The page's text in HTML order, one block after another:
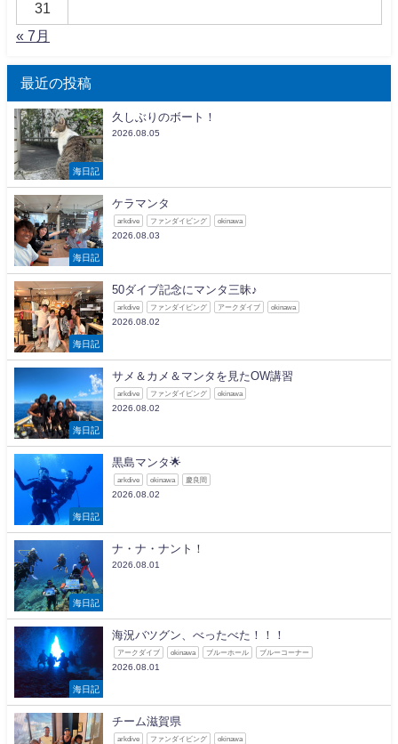
31
« 7月
最近の投稿
海日記
久しぶりのボート！
2026.08.05
海日記
ケラマンタ
arkdive ファンダイビング okinawa
2026.08.03
海日記
50ダイブ記念にマンタ三昧♪
arkdive ファンダイビング アークダイブ okinawa
2026.08.02
海日記
サメ＆カメ＆マンタを見たOW講習
arkdive ファンダイビング okinawa
2026.08.02
海日記
黒島マンタ🌟
arkdive okinawa 慶良間
2026.08.02
海日記
ナ・ナ・ナント！
2026.08.01
海日記
海況バツグン、べったべた！！！
アークダイブ okinawa ブルーホール ブルーコーナー
2026.08.01
チーム滋賀県
arkdive ファンダイビング okinawa